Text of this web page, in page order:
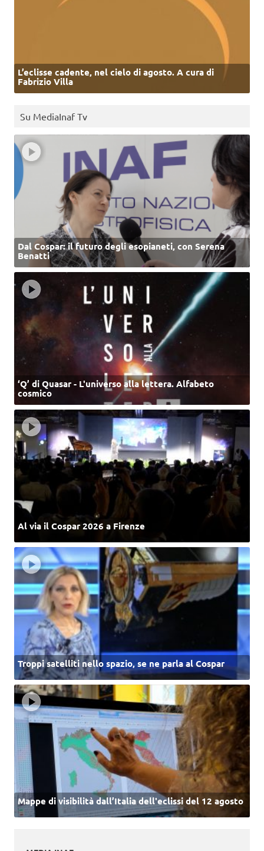
L’eclisse cadente, nel cielo di agosto. A cura di
Fabrizio Villa
Su MediaInaf Tv
Dal Cospar: il futuro degli esopianeti, con Serena
Benatti
‘Q’ di Quasar - L'universo alla lettera. Alfabeto
cosmico
Al via il Cospar 2026 a Firenze
Troppi satelliti nello spazio, se ne parla al Cospar
Mappe di visibilità dall’Italia dell'eclissi del 12 agosto